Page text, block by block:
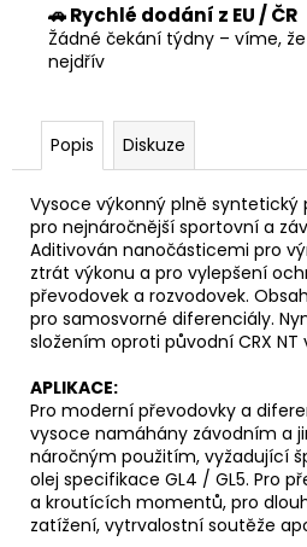
🚗 Rychlé dodání z EU / ČR
Žádné čekání týdny – víme,
nejdřív
Popis Diskuze
Vysoce výkonný plně syntetický
pro nejnáročnější sportovní a
Aditivován nanočásticemi pro
ztrát výkonu a pro vylepšení
převodovek a rozvodovek.
pro samosvorné diferenciály.
složením oproti původní CRX NT
APLIKACE:
Pro moderní převodovky a
vysoce namáhány závodním a
náročným použitím, vyžadující
olej specifikace GL4 / GL5. Pro
a kroutících momentů, pro
zatížení, vytrvalostní soutěže